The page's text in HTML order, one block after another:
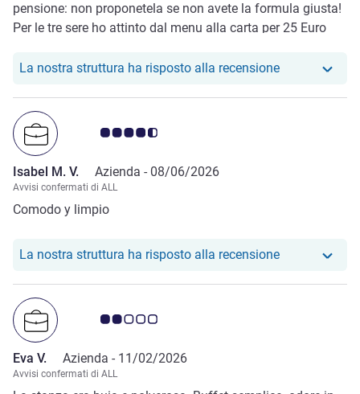
pensione: non proponetela se non avete la formula giusta!
Per le tre sere ho attinto dal menu alla carta per 25 Euro
Personale giovane e simpatico ma troppa pressione per
La nostra struttura ha risposto alla recensioneIl nostro hotel
Giudizio clienti 4.5/5
Isabel M. V. Azienda - 08/06/2026
Avvisi confermati di ALL
Comodo y limpio
La nostra struttura ha risposto alla recensioneIl nostro hotel
Giudizio clienti 2.0/5
Eva V. Azienda - 11/02/2026
Avvisi confermati di ALL